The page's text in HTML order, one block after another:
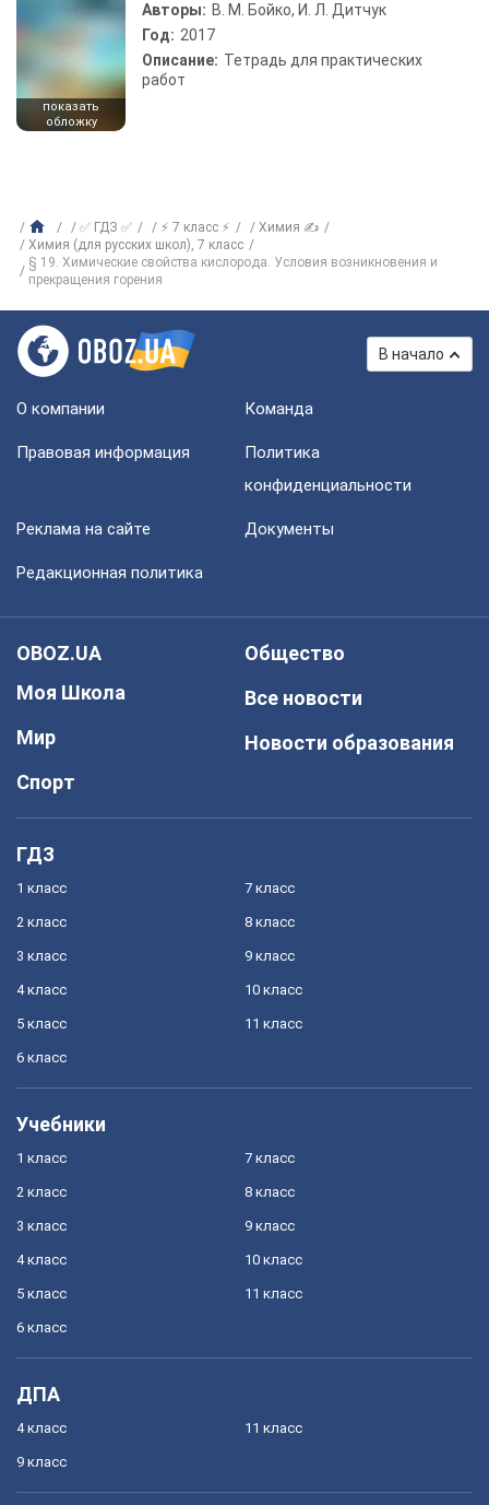
показать
обложку
Авторы: В. М. Бойко, И. Л. Дитчук
Год: 2017
Описание: Тетрадь для практических
работ
✅ ГДЗ ✅ ⚡ 7 класс ⚡
Химия ✍
Химия (для русских школ), 7 класс
§ 19. Химические свойства кислорода. Условия возникновения и
прекращения горения
В начало
О компании Команда
Правовая информация
Политика
конфиденциальности
Реклама на сайте Документы
Редакционная политика
OBOZ.UA
Моя Школа
Мир
Спорт
Общество
Все новости
Новости образования
ГДЗ
1 класс
2 класс
3 класс
4 класс
5 класс
6 класс
7 класс
8 класс
9 класс
10 класс
11 класс
Учебники
1 класс
2 класс
3 класс
4 класс
5 класс
6 класс
7 класс
8 класс
9 класс
10 класс
11 класс
ДПА
4 класс
9 класс
11 класс